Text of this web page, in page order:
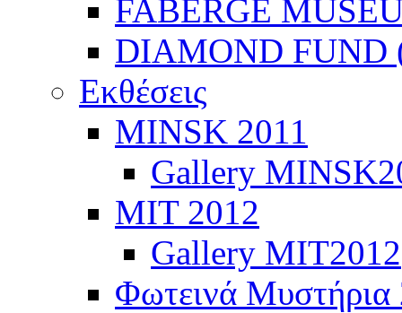
FABERGE
DIAMOND FUND
Εκθέσεις
ΜINSK 2011
Gallery
ΜIT 2012
Gallery MIT2012
Φωτεινά Μυστήρια